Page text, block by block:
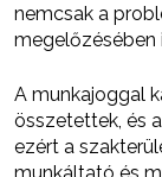
nemcsak a
megelőzésében
A munkajoggal
összetettek, és
ezért a
munkáltató és